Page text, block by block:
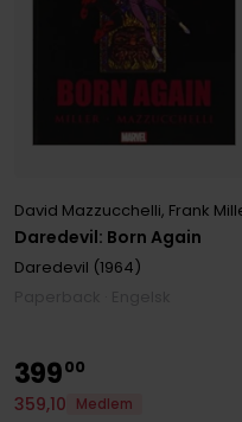
Daredevil: Born Again
David Mazzucchelli, Frank
Daredevil (1964)
39900
359,10
Medlem